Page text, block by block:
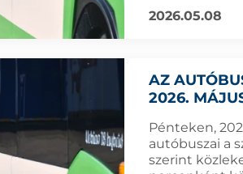
2026.05.08
AZ
2026.
Pénteken,
autóbuszai a
szerint